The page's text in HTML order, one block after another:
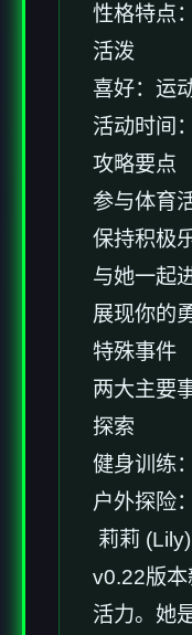
性格特点
活泼
喜好：运
活动时间
攻略要点
参与体育
保持积极
与她一起
展现你的
特殊事件
两大主要
探索
健身训练
户外探险
莉莉
v0.22版
活力。她